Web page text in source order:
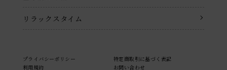
リラックスタイム
プライバシーポリシー
特定商取引に基づく表記
利用規約
お問い合わせ